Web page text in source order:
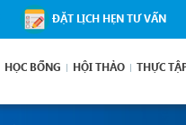
ĐẶT LỊCH HẸN TƯ VẤN
HỌC BỔNG HỘI THẢO THỰC